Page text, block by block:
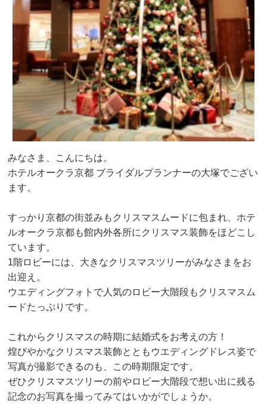
みなさま、こんにちは。
ホテルオークラ京都 ブライダルプランナーの大塚でござい
ます。
すっかり京都の街並みもクリスマスムードに包まれ、ホテ
ルオークラ京都も館内外各所にクリスマス装飾をほどこし
ています。
1階ロビーには、大きなクリスマスツリーがみなさまをお
出迎え。
ウエディングフォトで人気のロビー大階段もクリスマスム
ードたっぷりです。
これからクリスマスの時期に結婚式をお考えの方！
煌びやかなクリスマス装飾とともウエディングドレス姿で
写真が撮影できるのも、この時期限定です。
ぜひクリスマスツリーの前やロビー大階段で想い出に残る
記念のお写真を撮ってみてはいかがでしょうか。